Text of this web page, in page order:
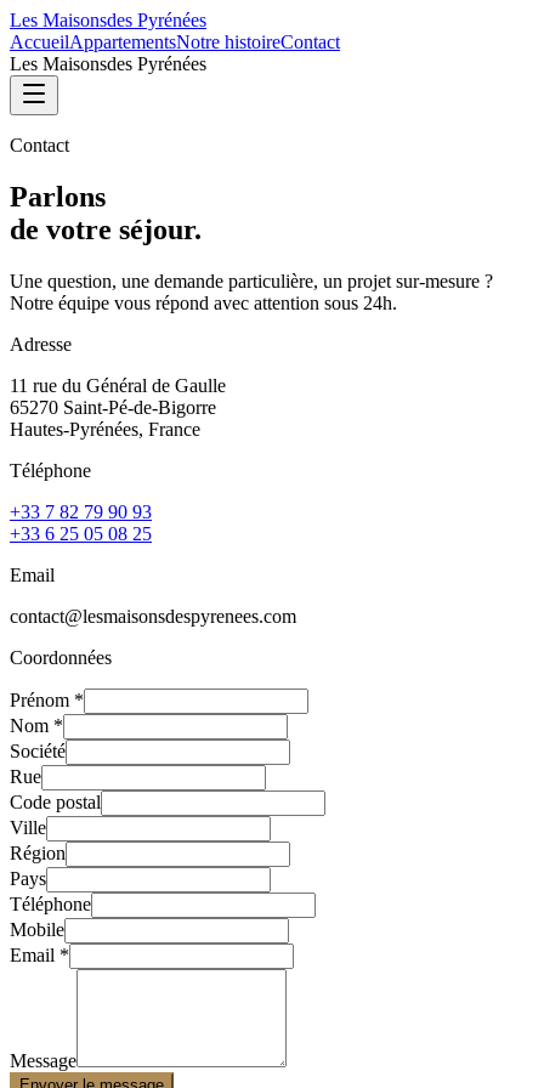
Les Maisonsdes Pyrénées
AccueilAppartementsNotre histoireContact
Les Maisonsdes Pyrénées
Contact
Parlons
de votre séjour.
Une question, une demande particulière, un projet sur-mesure ?
Notre équipe vous répond avec attention sous 24h.
Adresse
11 rue du Général de Gaulle
65270 Saint-Pé-de-Bigorre
Hautes-Pyrénées, France
Téléphone
+33 7 82 79 90 93
+33 6 25 05 08 25
Email
contact@lesmaisonsdespyrenees.com
Coordonnées
Prénom *
Nom *
Société
Rue
Code postal
Ville
Région
Pays
Téléphone
Mobile
Email *
Message